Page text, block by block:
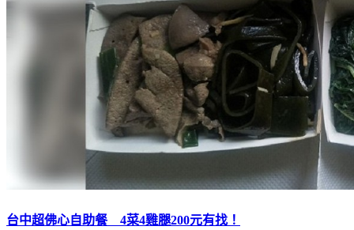
台中超佛心自助餐 4菜4雞腿200元有找！